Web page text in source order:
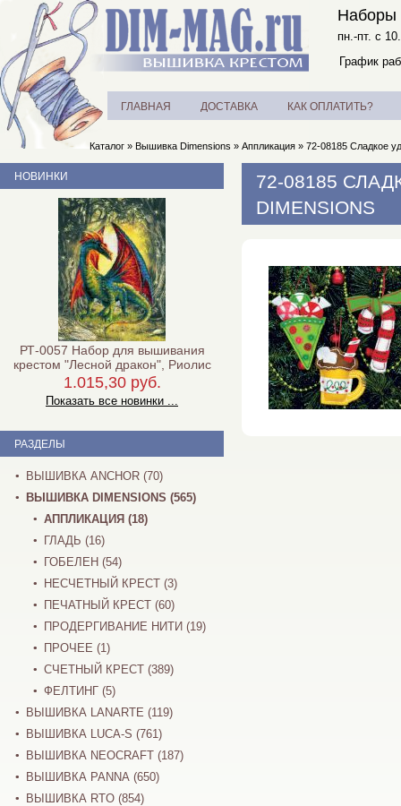
Наборы
пн.-пт. с
График
ГЛАВНАЯ ДОСТАВКА КАК ОПЛАТИТЬ?
Каталог » Вышивка Dimensions » Аппликация » 72-08185 Сладкое
72-08185
DIMENSIONS
НОВИНКИ
РТ-0057 Набор для вышивания
крестом "Лесной дракон", Риолис
1.015,30 руб.
Показать все новинки ...
РАЗДЕЛЫ
ВЫШИВКА ANCHOR (70)
ВЫШИВКА DIMENSIONS (565)
АППЛИКАЦИЯ (18)
ГЛАДЬ (16)
ГОБЕЛЕН (54)
НЕСЧЕТНЫЙ КРЕСТ (3)
ПЕЧАТНЫЙ КРЕСТ (60)
ПРОДЕРГИВАНИЕ НИТИ (19)
ПРОЧЕЕ (1)
СЧЕТНЫЙ КРЕСТ (389)
ФЕЛТИНГ (5)
ВЫШИВКА LANARTE (119)
ВЫШИВКА LUCA-S (761)
ВЫШИВКА NEOCRAFT (187)
ВЫШИВКА PANNA (650)
ВЫШИВКА RTO (854)